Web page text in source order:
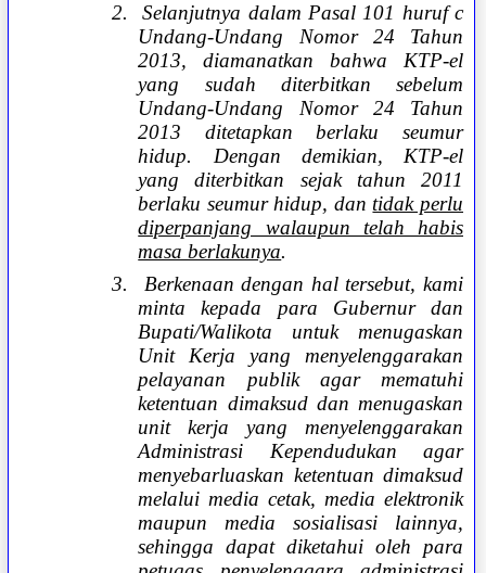
2.
Selanjutnya dalam Pasal 101 huruf c
Undang-Undang Nomor 24 Tahun
2013, diamanatkan bahwa KTP-el
yang sudah diterbitkan sebelum
Undang-Undang Nomor 24 Tahun
2013 ditetapkan berlaku seumur
hidup. Dengan demikian, KTP-el
yang diterbitkan sejak tahun 2011
berlaku seumur hidup, dan tidak perlu
diperpanjang walaupun telah habis
masa berlakunya.
3.
Berkenaan dengan hal tersebut, kami
minta kepada para Gubernur dan
Bupati/Walikota untuk menugaskan
Unit Kerja yang menyelenggarakan
pelayanan publik agar mematuhi
ketentuan dimaksud dan menugaskan
unit kerja yang menyelenggarakan
Administrasi Kependudukan agar
menyebarluaskan ketentuan dimaksud
melalui media cetak, media elektronik
maupun media sosialisasi lainnya,
sehingga dapat diketahui oleh para